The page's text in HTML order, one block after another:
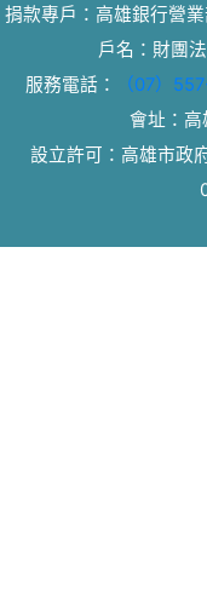
捐款專戶：高雄銀行營
戶名：財團
服務電話：
（07）
會址：高
設立許可：高雄市政